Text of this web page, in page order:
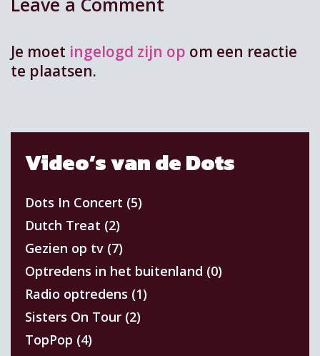
Je moet ingelogd zijn op om een reactie
te plaatsen.
Video’s van de Dots
Dots In Concert (5)
Dutch Treat (2)
Gezien op tv (7)
Optredens in het buitenland (0)
Radio optredens (1)
Sisters On Tour (2)
TopPop (4)